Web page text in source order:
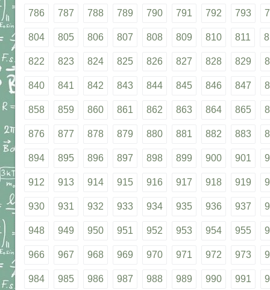
786 787 788 789 790 791 792 793
804 805 806 807 808 809 810 811
822 823 824 825 826 827 828 829
840 841 842 843 844 845 846 847
858 859 860 861 862 863 864 865
876 877 878 879 880 881 882 883
894 895 896 897 898 899 900 901
912 913 914 915 916 917 918 919
930 931 932 933 934 935 936 937
948 949 950 951 952 953 954 955
966 967 968 969 970 971 972 973
984 985 986 987 988 989 990 991